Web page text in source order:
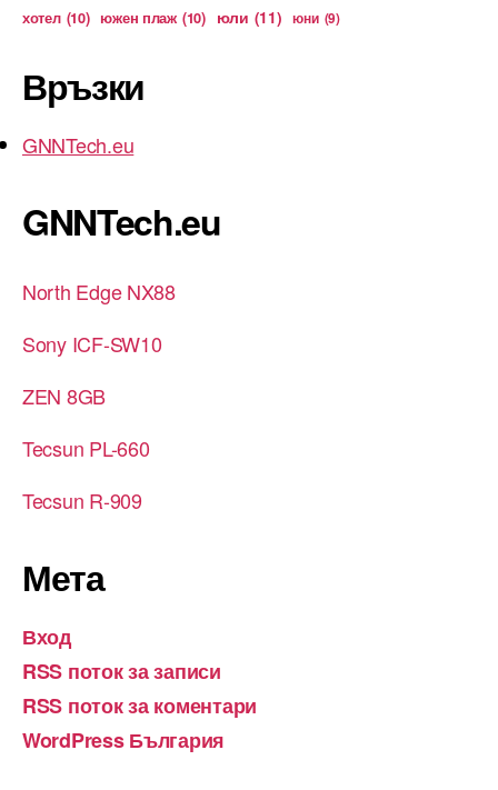
хотел (10) южен плаж (10) юли (11) юни (9)
Връзки
GNNTech.eu
GNNTech.eu
North Edge NX88
Sony ICF-SW10
ZEN 8GB
Tecsun PL-660
Tecsun R-909
Мета
Вход
RSS поток за записи
RSS поток за коментари
WordPress България